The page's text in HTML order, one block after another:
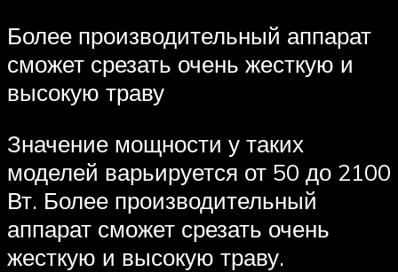
Более производительный аппарат
сможет срезать очень жесткую и
высокую траву
Значение мощности у таких
моделей варьируется от 50 до 2100
Вт. Более производительный
аппарат сможет срезать очень
жесткую и высокую траву.